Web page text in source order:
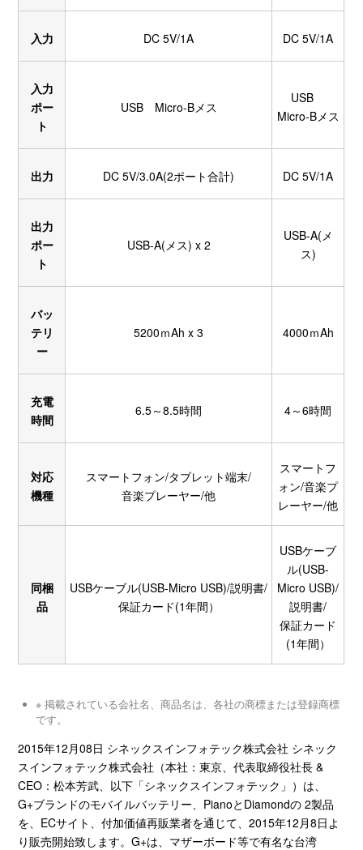
入力 DC 5V/1A DC 5V/1A
入力
ポー
ト
USB Micro-Bメス
USB
Micro-Bメス
出力 DC 5V/3.0A(2ポート合計) DC 5V/1A
出力
ポー
ト
USB-A(メス) x 2
USB-A(メ
ス)
バッ
テリ
ー
5200ｍAh x 3 4000ｍAh
充電
時間
6.5～8.5時間 4～6時間
対応
機種
スマートフォン/タブレット端末/
音楽プレーヤー/他
スマートフ
ォン/音楽プ
レーヤー/他
同梱
品
USBケーブル(USB-Micro USB)/説明書/
保証カード(1年間）
USBケーブ
ル(USB-
Micro USB)/
説明書/
保証カード
(1年間）
※ 掲載されている会社名、商品名は、各社の商標または登録商標
です。
2015年12月08日 シネックスインフォテック株式会社 シネック
スインフォテック株式会社（本社：東京、代表取締役社長 &
CEO：松本芳武、以下「シネックスインフォテック」）は、
G+ブランドのモバイルバッテリー、PianoとDiamondの 2製品
を、ECサイト、付加価値再販業者を通じて、2015年12月8日よ
り販売開始致します。G+は、マザーボード等で有名な台湾